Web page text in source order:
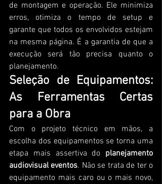
de montagem e operação. Ele minimiza
erros, otimiza o tempo de setup e
garante que todos os envolvidos estejam
na mesma página. É a garantia de que a
execução será tão precisa quanto o
planejamento.
Seleção de Equipamentos:
As Ferramentas Certas
para a Obra
Com o projeto técnico em mãos, a
escolha dos equipamentos se torna uma
etapa mais assertiva do planejamento
audiovisual eventos. Não se trata de ter o
equipamento mais caro ou o mais novo,